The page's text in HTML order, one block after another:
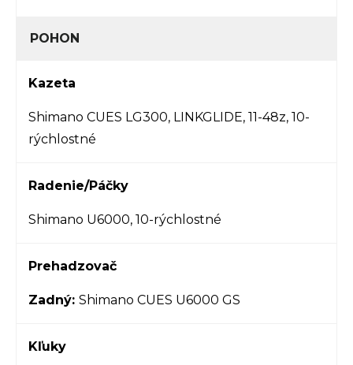
POHON
Kazeta
Shimano CUES LG300, LINKGLIDE, 11-48z, 10-
rýchlostné
Radenie/Páčky
Shimano U6000, 10-rýchlostné
Prehadzovač
Zadný: Shimano CUES U6000 GS
Kľuky